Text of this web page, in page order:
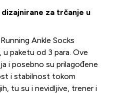
za trčanje u
Ankle Socks
paketu od 3 para. Ove
i posebno su prilagođene
i stabilnost tokom
tu su i nevidljive, trener i